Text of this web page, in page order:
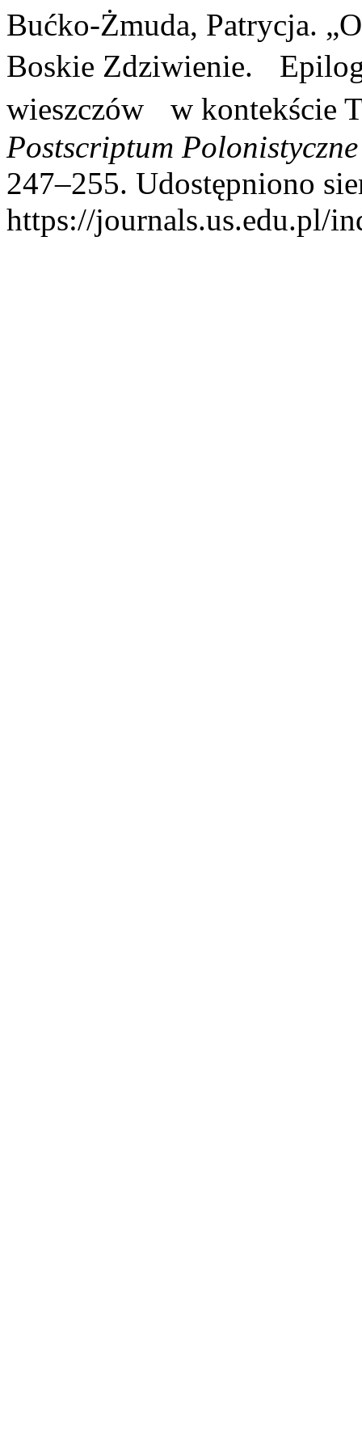
Bućko-Żmuda, Patrycja.
Boskie Zdziwienie.
wieszczów w kontekście
Postscriptum Polonistyczne
247–255. Udostępniono
https://journals.us.edu.pl/